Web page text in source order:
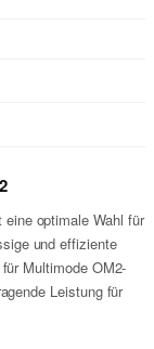
optimale Wahl für
und effiziente
Multimode OM2-
Leistung für